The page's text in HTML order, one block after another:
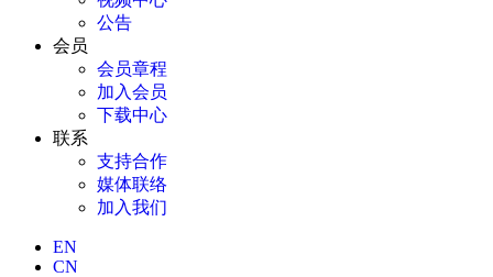
公告
会员
会员章程
加入会员
下载中心
联系
支持合作
媒体联络
加入我们
EN
CN